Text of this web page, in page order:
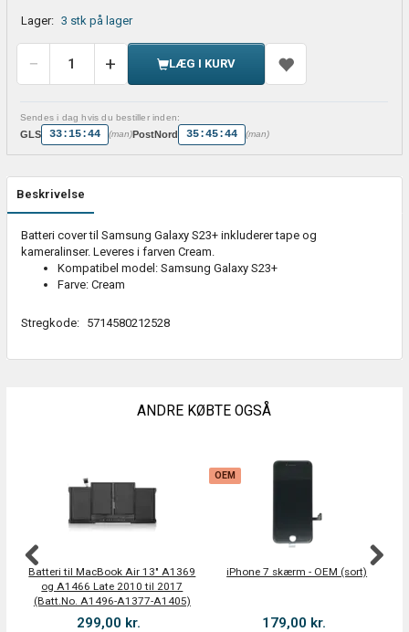
Lager: 3 stk på lager
LÆG I KURV
Sendes i dag hvis du bestiller inden:
GLS 33:15:44 (man)PostNord 35:45:44 (man)
Beskrivelse
Batteri cover til Samsung Galaxy S23+ inkluderer tape og
kameralinser. Leveres i farven Cream.
Kompatibel model: Samsung Galaxy S23+
Farve: Cream
Stregkode: 5714580212528
ANDRE KØBTE OGSÅ
Batteri til MacBook Air 13" A1369
og A1466 Late 2010 til 2017
(Batt.No. A1496-A1377-A1405)
299,00 kr.
OEM
iPhone 7 skærm - OEM (sort)
179,00 kr.